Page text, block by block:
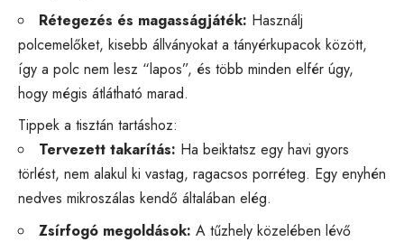
Rétegezés és magasságjáték: Használj
polcemelőket, kisebb állványokat a tányérkupacok között,
így a polc nem lesz “lapos”, és több minden elfér úgy,
hogy mégis átlátható marad.
Tippek a tisztán tartáshoz:
Tervezett takarítás: Ha beiktatsz egy havi gyors
törlést, nem alakul ki vastag, ragacsos porréteg. Egy enyhén
nedves mikroszálas kendő általában elég.
Zsírfogó megoldások: A tűzhely közelében lévő